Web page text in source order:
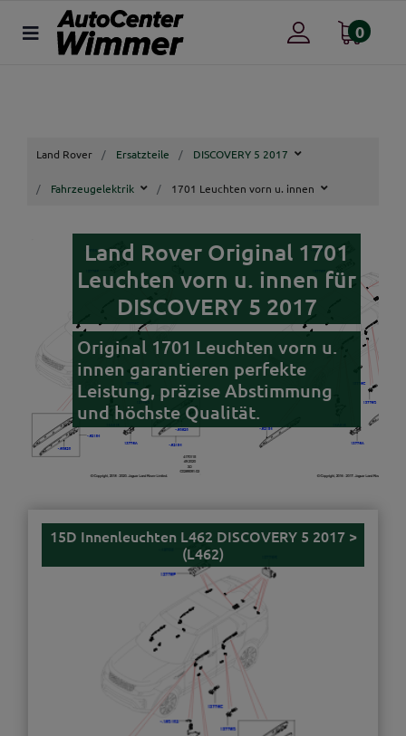
0
Land Rover Ersatzteile DISCOVERY 5 2017
Fahrzeugelektrik 1701 Leuchten vorn u. innen
Land Rover Original 1701
Leuchten vorn u. innen für
DISCOVERY 5 2017
Original 1701 Leuchten vorn u.
innen garantieren perfekte
Leistung, präzise Abstimmung
und höchste Qualität.
15D Innenleuchten L462 DISCOVERY 5 2017 >
(L462)